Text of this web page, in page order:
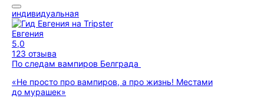
индивидуальная
Евгения
5,0
123 отзыва
По следам вампиров Белграда
«Не просто про вампиров, а про жизнь! Местами
до мурашек»